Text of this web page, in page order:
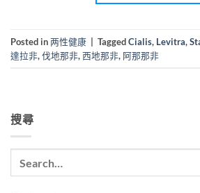
Posted in两性健康 TaggedCialis, Levitra,
達拉非,伐地那非,西地那非, 阿那那非
搜尋